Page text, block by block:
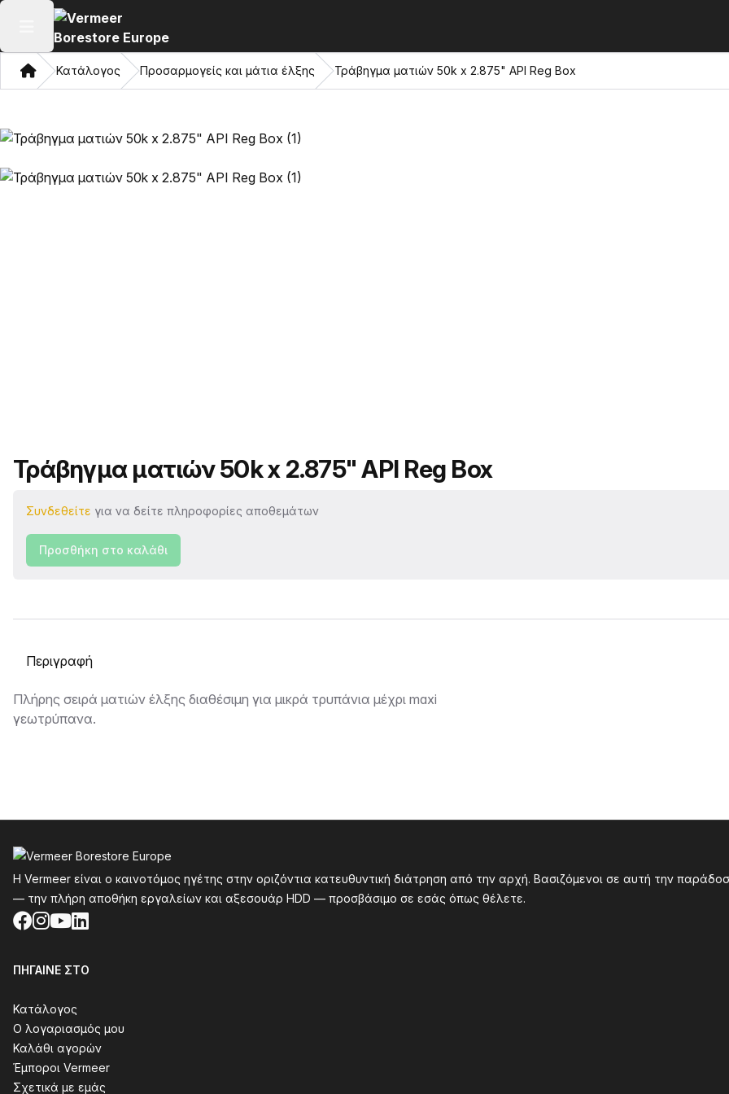
Άνοιγμα κύριου μενού
ΣπίτιΚατάλογος Προσαρμογείς και μάτια έλξης Τράβηγμα ματιών 50k x 2.875" API Reg Box
Όνομα προϊόντος
Τράβηγμα ματιών 50k x 2.875" API Reg Box
Συνδεθείτε για να δείτε πληροφορίες αποθεμάτων
Προσθήκη στο καλάθι
Επιλογή καρτέλας
Περιγραφή
Πλήρης σειρά ματιών έλξης διαθέσιμη για μικρά τρυπάνια μέχρι maxi
γεωτρύπανα.
Η Vermeer είναι ο καινοτόμος ηγέτης στην οριζόντια κατευθυντική διάτρηση από την αρχή. Βασιζόμενοι σε αυτή την
— την πλήρη αποθήκη εργαλείων και αξεσουάρ HDD — προσβάσιμο σε εσάς όπως θέλετε.
Facebook
Instagram
YouTube
LinkedIn
ΠΉΓΑΙΝΕ ΣΤΟ
Κατάλογος
Ο λογαριασμός μου
Καλάθι αγορών
Έμποροι Vermeer
Σχετικά με εμάς